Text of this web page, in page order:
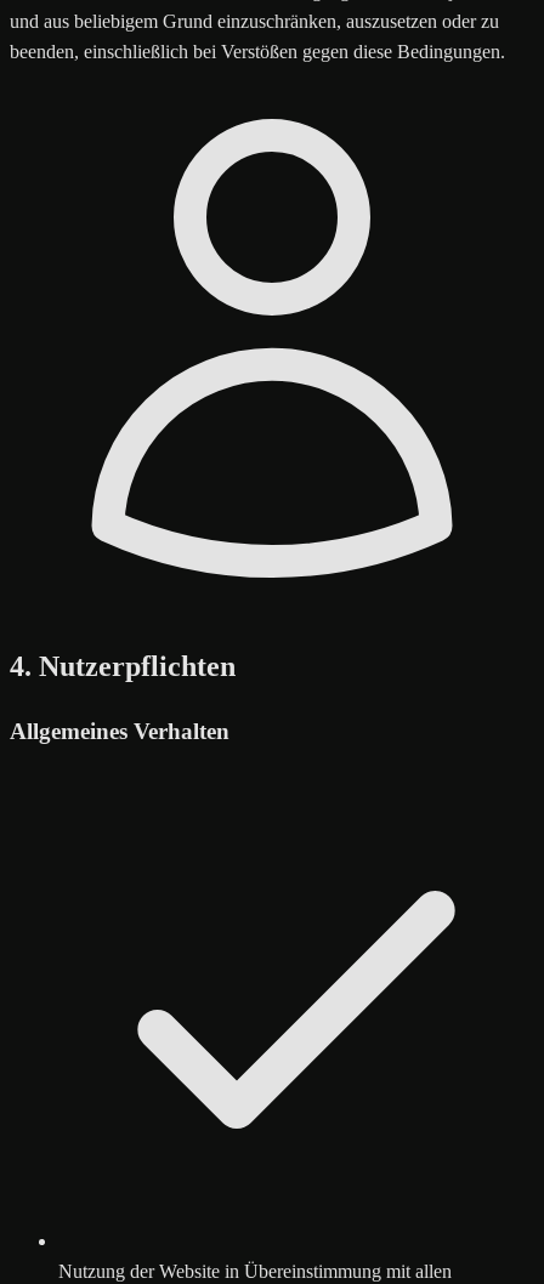
und aus beliebigem Grund einzuschränken, auszusetzen oder zu
beenden, einschließlich bei Verstößen gegen diese Bedingungen.
4. Nutzerpflichten
Allgemeines Verhalten
Nutzung der Website in Übereinstimmung mit allen